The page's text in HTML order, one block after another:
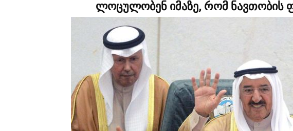
ლოცულობენ იმაზე, რომ ნავთობის